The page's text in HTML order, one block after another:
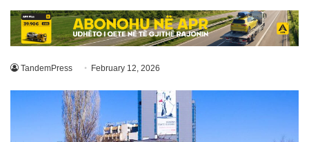
TandemPress February 12, 2026